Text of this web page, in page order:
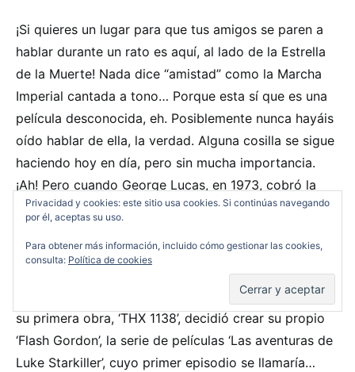
¡Si quieres un lugar para que tus amigos se paren a
hablar durante un rato es aquí, al lado de la Estrella
de la Muerte! Nada dice “amistad” como la Marcha
Imperial cantada a tono… Porque esta sí que es una
película desconocida, eh. Posiblemente nunca hayáis
oído hablar de ella, la verdad. Alguna cosilla se sigue
haciendo hoy en día, pero sin mucha importancia.
¡Ah! Pero cuando George Lucas, en 1973, cobró la
hilarante cifra de 150.000 dólares por escribir y
éxito posterior… Excepto el propio Lucas. Triste por
no conseguir los derechos de ‘Flash Gordon’, un
jovencísimo director novel, que acababa de realizar
su primera obra, ‘THX 1138’, decidió crear su propio
‘Flash Gordon’, la serie de películas ‘Las aventuras de
Luke Starkiller’, cuyo primer episodio se llamaría…
Privacidad y cookies: este sitio usa cookies. Si continúas navegando
por él, aceptas su uso.
Para obtener más información, incluido cómo gestionar las cookies,
consulta: Política de cookies